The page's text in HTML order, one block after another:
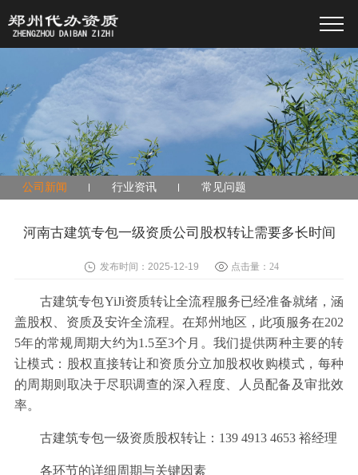
公司新闻 行业资讯 常见问题
河南古建筑专包一级资质公司股权转让需要多长时间
发布时间：2025-12-19 点击量： 24
古建筑专包YiJi资质转让全流程服务已经准备就绪，涵
盖股权、资质及安许全流程。在郑州地区，此项服务在202
5年的常规周期大约为1.5至3个月。我们提供两种主要的转
让模式：股权直接转让和资质分立加股权收购模式，每种
的周期则取决于尽职调查的深入程度、人员配备及审批效
率。
古建筑专包一级资质股权转让：139 4913 4653 裕经理
各环节的详细周期与关键因素